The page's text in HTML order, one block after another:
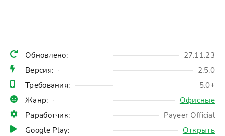
Обновлено:
27.11.23
Версия:
2.5.0
Требования:
5.0+
Жанр:
Офисные
Раработчик:
Payeer Official
Google Play:
Открыть